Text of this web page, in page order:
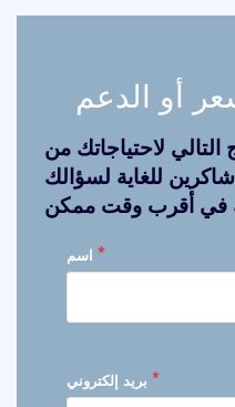
أو الدعم
لاحتياجاتك من
للغاية لسؤالك
*
*